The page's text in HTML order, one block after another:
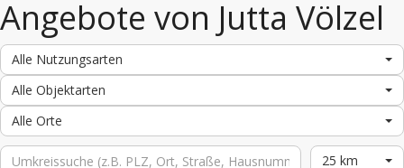
Angebote von Jutta Völzel
Alle Nutzungsarten
Alle Objektarten
Alle Orte
25 km